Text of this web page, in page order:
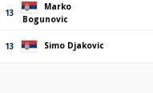
13
Marko
Bogunovic
13 Simo Djakovic